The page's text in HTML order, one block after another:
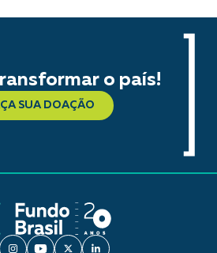
o país!
SUA DOAÇÃO